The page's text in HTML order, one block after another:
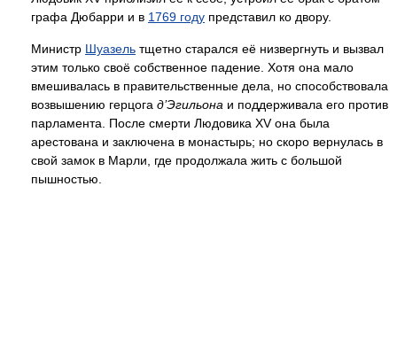
графа Дюбарри и в 1769 году представил ко двору.
Министр Шуазель тщетно старался её низвергнуть и вызвал
этим только своё собственное падение. Хотя она мало
вмешивалась в правительственные дела, но способствовала
возвышению герцога д’Эгильона и поддерживала его против
парламента. После смерти Людовика XV она была
арестована и заключена в монастырь; но скоро вернулась в
свой замок в Марли, где продолжала жить с большой
пышностью.